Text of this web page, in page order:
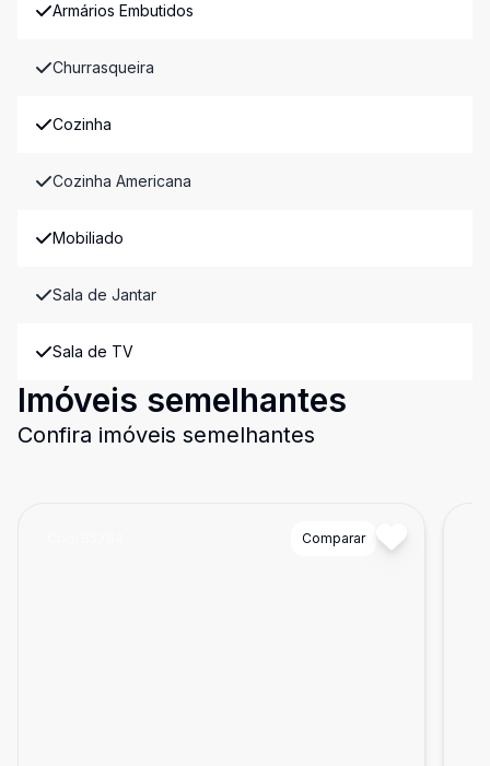
Armários Embutidos
Churrasqueira
Cozinha
Cozinha Americana
Mobiliado
Sala de Jantar
Sala de TV
Imóveis semelhantes
Confira imóveis semelhantes
Comparar